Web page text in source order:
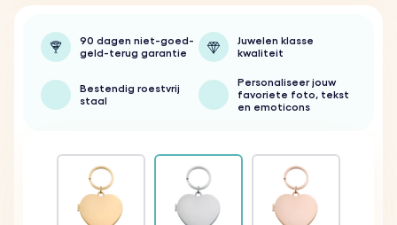
90 dagen niet-goed-
geld-terug garantie
Juwelen klasse
kwaliteit
Bestendig roestvrij
staal
Personaliseer jouw
favoriete foto, tekst
en emoticons